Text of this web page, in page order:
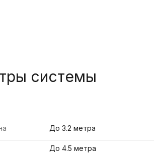
системы
До 4.5 метра
До 3.2 метра